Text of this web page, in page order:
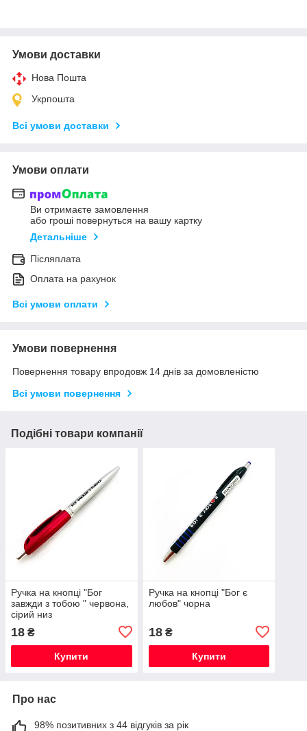
Умови доставки
Нова Пошта
Укрпошта
Всі умови доставки
Умови оплати
Ви отримаєте замовлення
або гроші повернуться на вашу картку
Детальніше
Післяплата
Оплата на рахунок
Всі умови оплати
Умови повернення
Повернення товару впродовж 14 днів за домовленістю
Всі умови повернення
Подібні товари компанії
Ручка на кнопці "Бог
завжди з тобою " червона,
сірий низ
18 ₴
Купити
Ручка на кнопці "Бог є
любов" чорна
18₴
Купити
Про нас
98% позитивних з 44 відгуків за рік